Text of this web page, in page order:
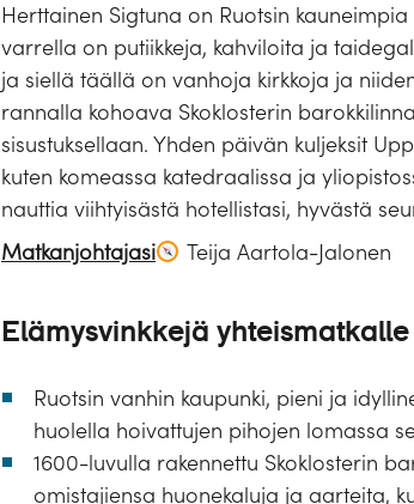
Herttainen Sigtuna on Ruotsin
varrella on putiikkeja, kahviloita ja
ja siellä täällä on vanhoja kirkkoja ja
rannalla kohoava Skoklosterin
sisustuksellaan. Yhden päivän kuljeksit
kuten komeassa katedraalissa ja
nauttia viihtyisästä hotellistasi, hyvästä
Matkanjohtajasi
Teija Aartola-Jalonen
Elämysvinkkejä yhteismatkalle
Ruotsin vanhin kaupunki, pieni ja
huolella hoivattujen pihojen lomassa
1600-luvulla rakennettu Skoklosterin
omistajiensa huonekaluja ja aarteita,